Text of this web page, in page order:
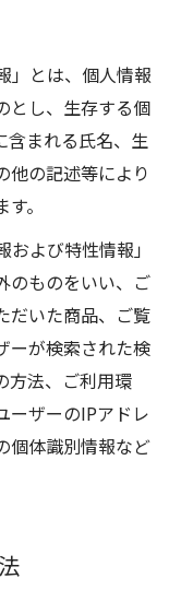
」とは、個人情報
とし、生存する個
含まれる氏名、生
他の記述等により
。
よび特性情報」
のものをいい、ご
だいた商品、ご覧
ーが検索された検
方法、ご利用環
ーザーのIPアドレ
個体識別情報など